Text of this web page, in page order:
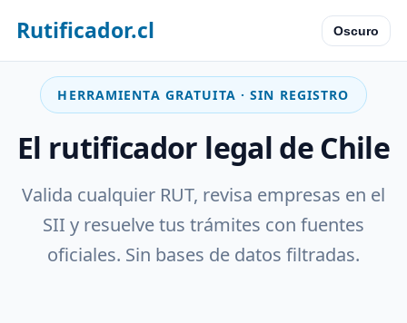
Rutificador.cl Oscuro
HERRAMIENTA GRATUITA · SIN REGISTRO
El rutificador legal de Chile
Valida cualquier RUT, revisa empresas en el
SII y resuelve tus trámites con fuentes
oficiales. Sin bases de datos filtradas.